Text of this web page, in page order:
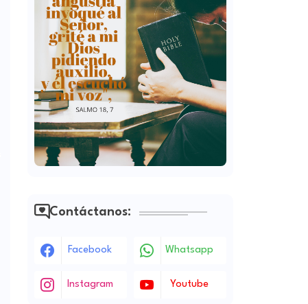
Contáctanos:
Facebook Whatsapp
Instagram Youtube